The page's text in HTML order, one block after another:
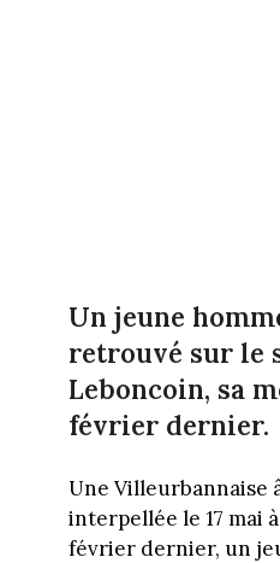
Un jeune
retrouvé sur le
Leboncoin, sa
février dernier.
Une Villeurbannaise
interpellée le 17 mai
février dernier, un